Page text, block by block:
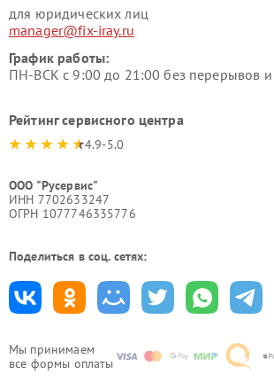
Мы принимаем
все формы оплаты
для юридических лиц
manager@fix-iray.ru
График работы:
ПН-ВСК с 9:00 до 21:00 без перерывов
Рейтинг сервисного центра
4.9-5.0
ООО "Русервис"
ИНН 7702633247
ОГРН 1077746335776
Поделиться в соц. сетях: